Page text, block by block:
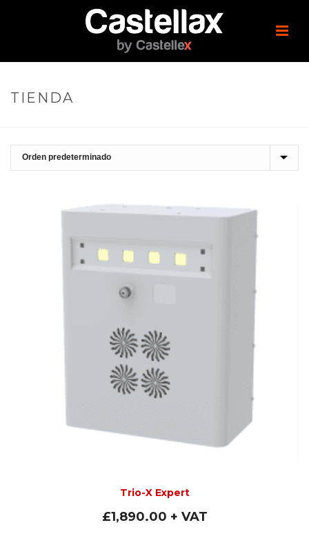
TIENDA
Trio-X Expert
£1,890.00 + VAT